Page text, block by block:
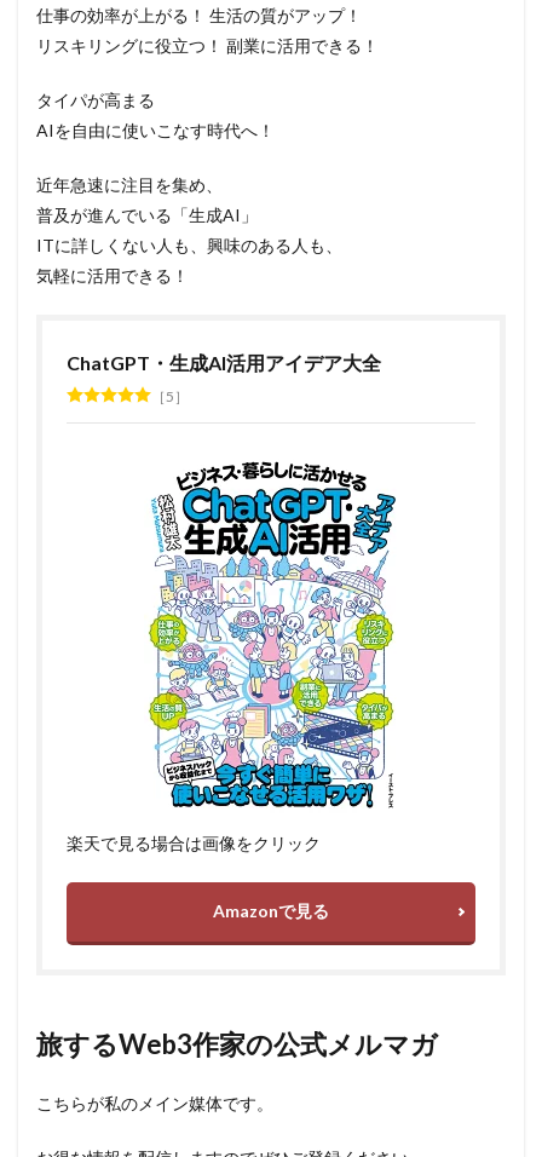
仕事の効率が上がる！ 生活の質がアップ！
リスキリングに役立つ！ 副業に活用できる！
タイパが高まる
AIを自由に使いこなす時代へ！
近年急速に注目を集め、
普及が進んでいる「生成AI」
ITに詳しくない人も、興味のある人も、
気軽に活用できる！
ChatGPT・生成AI活用アイデア大全
5
楽天で見る場合は画像をクリック
Amazonで見る
旅するWeb3作家の公式メルマガ
こちらが私のメイン媒体です。